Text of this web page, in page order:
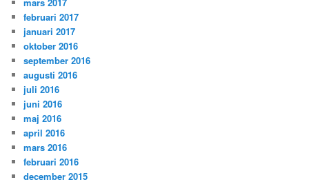
februari 2017
januari 2017
oktober 2016
september 2016
augusti 2016
juli 2016
juni 2016
maj 2016
april 2016
mars 2016
februari 2016
december 2015